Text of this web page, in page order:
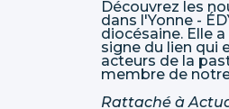
Découvrez les
dans l'Yonne -
diocésaine. Elle
signe du lien qui
acteurs de la
membre de
Rattaché à